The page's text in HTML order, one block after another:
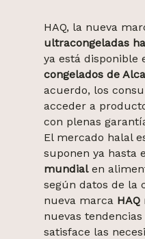
HAQ, la nueva
ultracongeladas
ya está disponible
congelados de
acuerdo, los
acceder a
con plenas
El mercado halal
suponen ya hasta
mundialen
según datos de la
nueva marca HAQ
nuevas
satisface las